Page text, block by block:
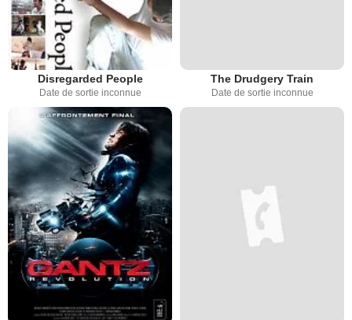
Disregarded People
Date de sortie inconnue
The Drudgery Train
Date de sortie inconnue